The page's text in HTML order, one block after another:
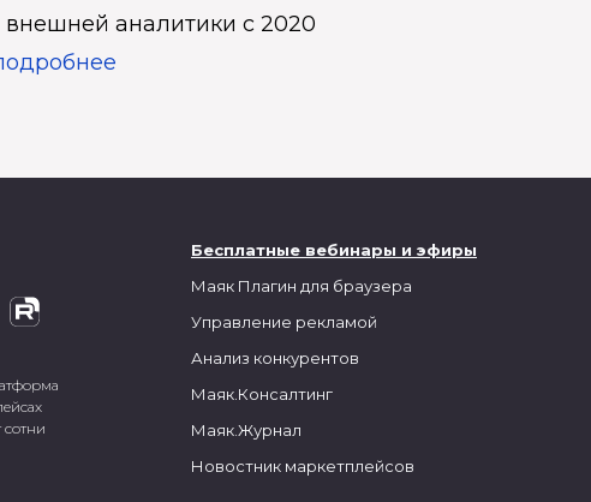
аналитики с 2020
Бесплатные вебинары и эфиры
Маяк Плагин для браузера
Управление рекламой
Анализ конкурентов
Маяк.Консалтинг
Маяк.Журнал
Новостник маркетплейсов